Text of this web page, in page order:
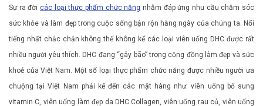
Sự ra đời các loại thực phẩm chức năng nhằm đáp ứng nhu cầu chăm sóc
sức khỏe và làm đẹp trong cuộc sống bận rộn hằng ngày của chúng ta. Nổi
tiếng nhất chắc chắn không thể không kể các loại viên uống DHC được rất
nhiều người yêu thích. DHC đang “gây bão” trong cộng đồng làm đẹp và sức
khoẻ của Việt Nam. Một số loại thực phẩm chức năng được nhiều người ưa
chuộng tại Việt Nam phải kể đến các mặt hàng như: viên uống bổ sung
vitamin C, viên uống làm đẹp da DHC Collagen, viên uống rau củ, viên uống